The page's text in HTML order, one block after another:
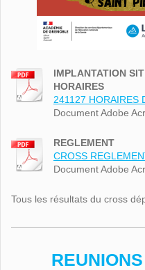
IMPLANTATION
HORAIRES
241127 HORAIRES
Document Adobe
REGLEMENT
CROSS
Document Adobe
Tous les résultats du cross